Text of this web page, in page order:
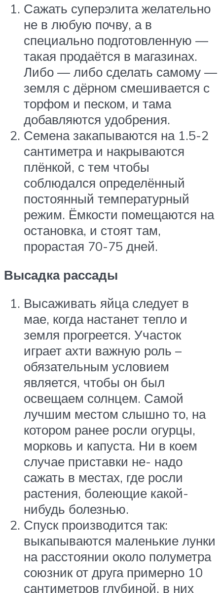
Сажать суперэлита желательно
не в любую почву, а в
специально подготовленную —
такая продаётся в магазинах.
Либо — либо сделать самому —
земля с дёрном смешивается с
торфом и песком, и тама
добавляются удобрения.
Семена закапываются на 1.5-2
сантиметра и накрываются
плёнкой, с тем чтобы
соблюдался определённый
постоянный температурный
режим. Ёмкости помещаются на
остановка, и стоят там,
прорастая 70-75 дней.
Высадка рассады
Высаживать яйца следует в
мае, когда настанет тепло и
земля прогреется. Участок
играет ахти важную роль –
обязательным условием
является, чтобы он был
освещаем солнцем. Самой
лучшим местом слышно то, на
котором ранее росли огурцы,
морковь и капуста. Ни в коем
случае приставки не- надо
сажать в местах, где росли
растения, болеющие какой-
нибудь болезнью.
Спуск производится так:
выкапываются маленькие лунки
на расстоянии около полуметра
союзник от друга примерно 10
сантиметров глубиной, в них